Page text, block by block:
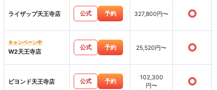
ライザップ天王寺店 公式 予約 327,800円〜 ○
キャンペーン中
W2天王寺店
公式 予約 25,520円〜 ○
ビヨンド天王寺店 公式 予約
102,300
円〜
○